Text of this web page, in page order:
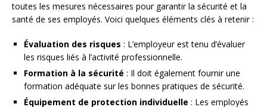
toutes les mesures nécessaires pour garantir la sécurité et la
santé de ses employés. Voici quelques éléments clés à retenir :
Évaluation des risques : L’employeur est tenu d’évaluer
les risques liés à l’activité professionnelle.
Formation à la sécurité : Il doit également fournir une
formation adéquate sur les bonnes pratiques de sécurité.
Équipement de protection individuelle : Les employés